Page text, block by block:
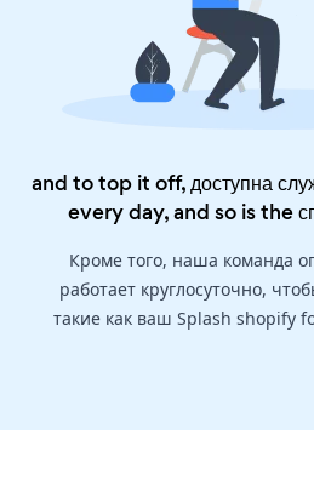
and to top it off, доступна
every day, and so is the
Кроме того, наша команда
работает круглосуточно,
такие как ваш Splash shopify